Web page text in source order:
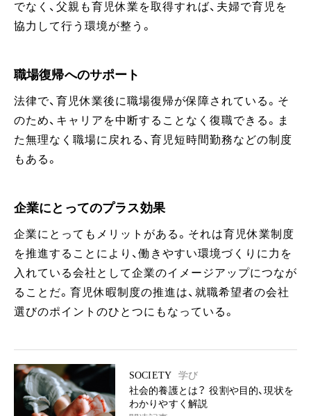
でなく、父親も育児休業を取得すれば、夫婦で育児を
協力して行う環境が整う。
職場復帰へのサポート
法律で、育児休業後に職場復帰が保障されている。そ
のため、キャリアを中断することなく復職できる。ま
た無理なく職場に戻れる、育児短時間勤務などの制度
もある。
企業にとってのプラス効果
企業にとってもメリットがある。それは育児休業制度
を推進することにより、働きやすい環境づくりに力を
入れている会社として企業のイメージアップにつなが
ることだ。育児休暇制度の推進は、就職希望者の会社
選びのポイントのひとつにもなっている。
SOCIETY
学び
社会的養護とは？ 役割や目的、現状を
わかりやすく解説